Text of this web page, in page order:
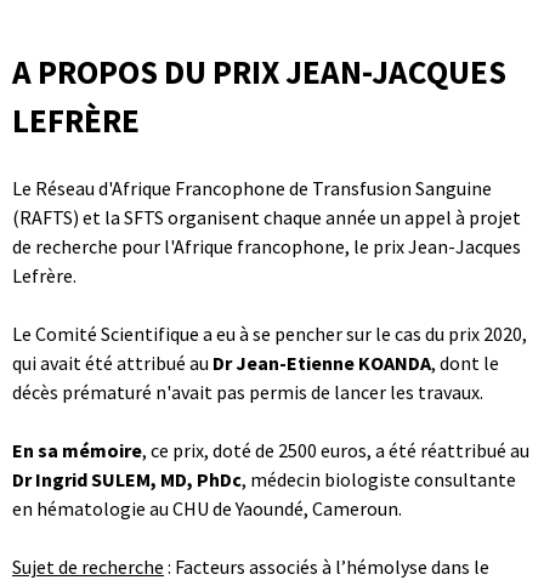
A PROPOS DU PRIX JEAN-JACQUES
LEFRÈRE
Le Réseau d'Afrique Francophone de Transfusion Sanguine
(RAFTS) et la SFTS organisent chaque année un appel à projet
de recherche pour l'Afrique francophone, le prix Jean-Jacques
Lefrère.
Le Comité Scientifique a eu à se pencher sur le cas du prix 2020,
qui avait été attribué au Dr Jean-Etienne KOANDA, dont le
décès prématuré n'avait pas permis de lancer les travaux.
En sa mémoire, ce prix, doté de 2500 euros, a été réattribué au
Dr Ingrid SULEM, MD, PhDc, médecin biologiste consultante
en hématologie au CHU de Yaoundé, Cameroun.
Sujet de recherche : Facteurs associés à l’hémolyse dans le